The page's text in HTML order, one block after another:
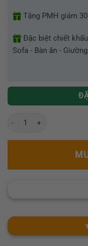
Tặng PMH giảm
Đặc biệt chiết
Sofa - Bàn ăn -